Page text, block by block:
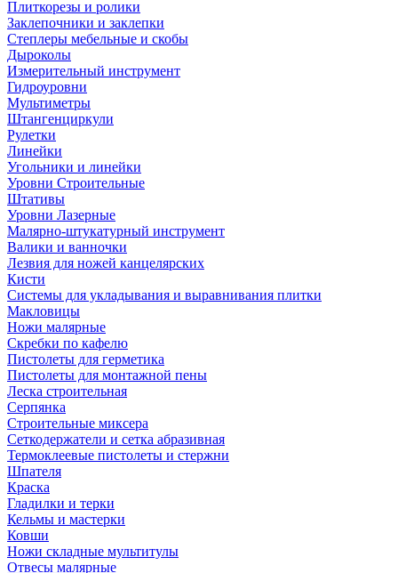
Плиткорезы и ролики
Заклепочники и заклепки
Степлеры мебельные и скобы
Дыроколы
Измерительный инструмент
Гидроуровни
Мультиметры
Штангенциркули
Рулетки
Линейки
Угольники и линейки
Уровни Строительные
Штативы
Уровни Лазерные
Малярно-штукатурный инструмент
Валики и ванночки
Лезвия для ножей канцелярских
Кисти
Системы для укладывания и выравнивания плитки
Макловицы
Ножи малярные
Скребки по кафелю
Пистолеты для герметика
Пистолеты для монтажной пены
Леска строительная
Серпянка
Строительные миксера
Сеткодержатели и сетка абразивная
Термоклеевые пистолеты и стержни
Шпателя
Краска
Гладилки и терки
Кельмы и мастерки
Ковши
Ножи складные мультитулы
Отвесы малярные